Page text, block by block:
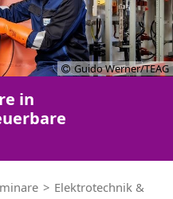
Guido Werner/TEAG
in
Elektrotechnik &